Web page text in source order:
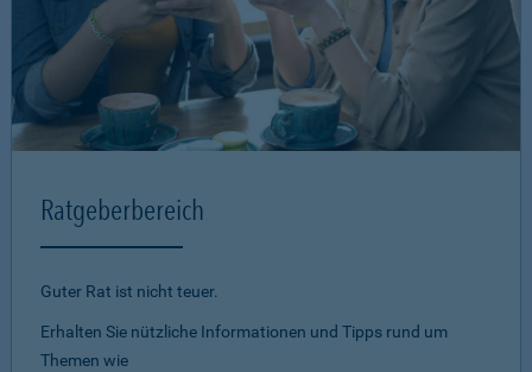
Ratgeberbereich
Guter Rat ist nicht teuer.
Erhalten Sie nützliche Informationen und Tipps rund um
Themen wie